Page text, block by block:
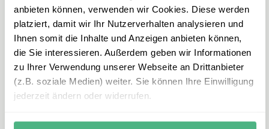
anbieten können, verwenden wir Cookies. Diese werden
platziert, damit wir Ihr Nutzerverhalten analysieren und
Ihnen somit die Inhalte und Anzeigen anbieten können,
die Sie interessieren. Außerdem geben wir Informationen
zu Ihrer Verwendung unserer Webseite an Drittanbieter
(z.B. soziale Medien) weiter. Sie können Ihre Einwilligung
jederzeit ändern oder widerrufen.
malaysia@erlebe.de